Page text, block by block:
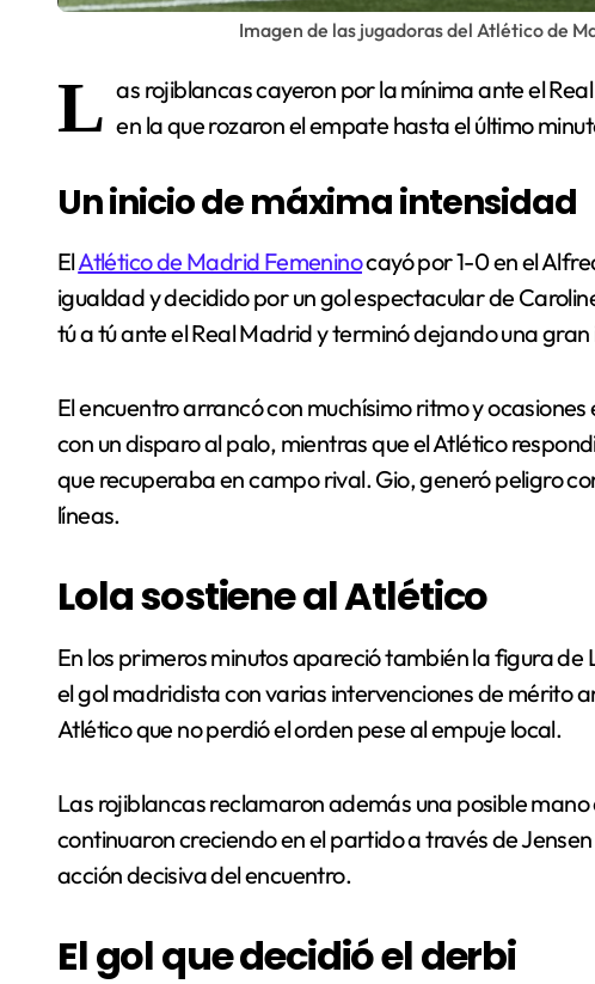
Imagen de las jugadoras del Atlético de
L as rojiblancas cayeron por la mínima ante el
en la que rozaron el empate hasta el último
Un inicio de máxima intensidad
ElAtlético de Madrid Femeninocayó por 1-0 en el
igualdad y decidido por un gol espectacular de
tú a tú ante el Real Madrid y terminó dejando una
El encuentro arrancó con muchísimo ritmo y
con un disparo al palo, mientras que el Atlético
que recuperaba en campo rival. Gio, generó peligro
líneas.
Lola sostiene al Atlético
En los primeros minutos apareció también la figura
el gol madridista con varias intervenciones de mérito
Atlético que no perdió el orden pese al empuje local.
Las rojiblancas reclamaron además una posible
continuaron creciendo en el partido a través de
acción decisiva del encuentro.
El gol que decidió el derbi